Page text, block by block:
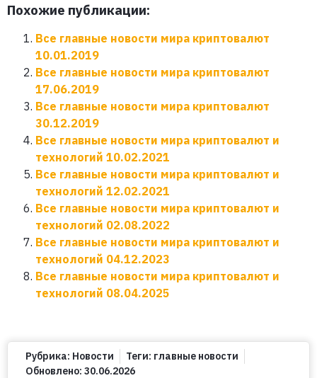
Похожие публикации:
Все главные новости мира криптовалют
10.01.2019
Все главные новости мира криптовалют
17.06.2019
Все главные новости мира криптовалют
30.12.2019
Все главные новости мира криптовалют и
технологий 10.02.2021
Все главные новости мира криптовалют и
технологий 12.02.2021
Все главные новости мира криптовалют и
технологий 02.08.2022
Все главные новости мира криптовалют и
технологий 04.12.2023
Все главные новости мира криптовалют и
технологий 08.04.2025
Рубрика: Новости Теги: главные новости
Обновлено: 30.06.2026